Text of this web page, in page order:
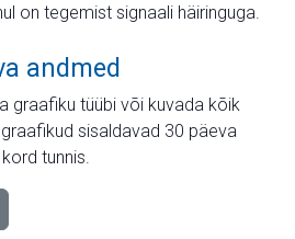
on tegemist signaali häiringuga.
andmed
graafiku tüübi või kuvada kõik
sisaldavad 30 päeva
tunnis.